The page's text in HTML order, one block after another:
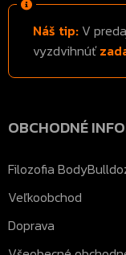
Náš tip: V
vyzdvihnúť
OBCHODNÉ
Filozofia
Veľkoobchod
Doprava